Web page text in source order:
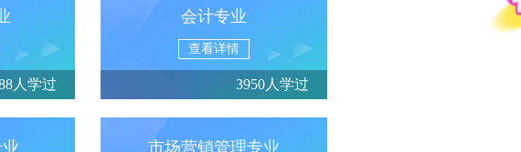
人学过
会计专业
查看详情
3950人学过
市场营销管理专业